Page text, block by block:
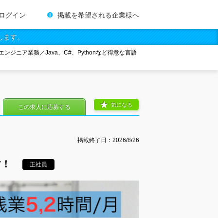
グイン 掲載を希望される企業様へ
す。
ンジニア業務／Java、C#、Pythonなど得意な言語
掲載終了日： 2026/8/26
正社員
気になる
この求人に応募する